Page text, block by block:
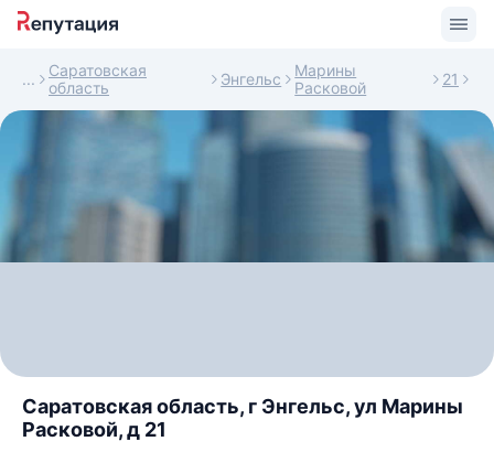
Саратовская
область
Энгельс
Марины
Расковой
21
Саратовская область, г Энгельс, ул Марины
Расковой, д 21